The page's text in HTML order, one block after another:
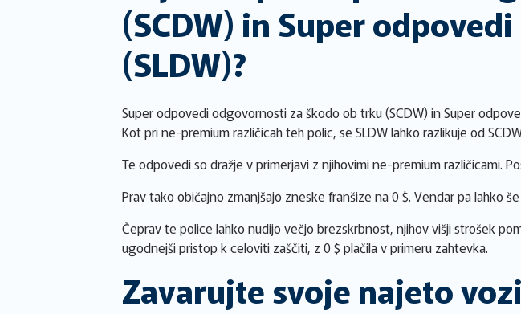
(SCDW) in Super
(SLDW)?
Super odpovedi odgovornosti za škodo ob trku (SCDW) in Super
Kot pri ne-premium različicah teh polic, se SLDW lahko razlikuje od
Te odpovedi so dražje v primerjavi z njihovimi ne-premium različicami.
Prav tako običajno zmanjšajo zneske franšize na 0 $. Vendar pa lahko
Čeprav te police lahko nudijo večjo brezskrbnost, njihov višji strošek
ugodnejši pristop k celoviti zaščiti, z 0 $ plačila v primeru zahtevka.
Zavarujte svoje najeto